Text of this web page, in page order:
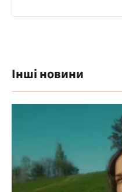
Інші новини